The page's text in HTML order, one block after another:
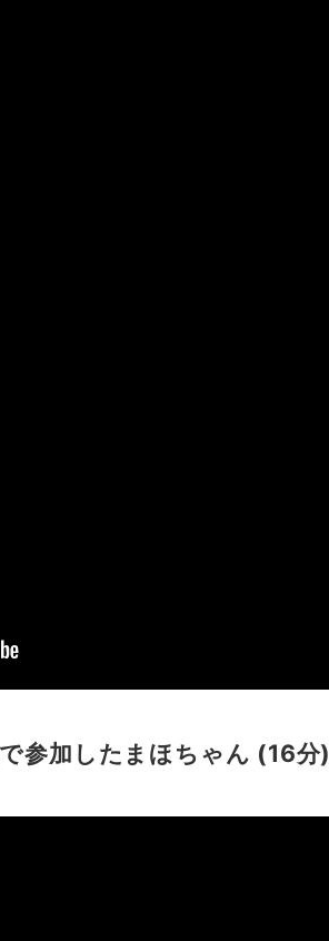
参加したまほちゃん (16分)